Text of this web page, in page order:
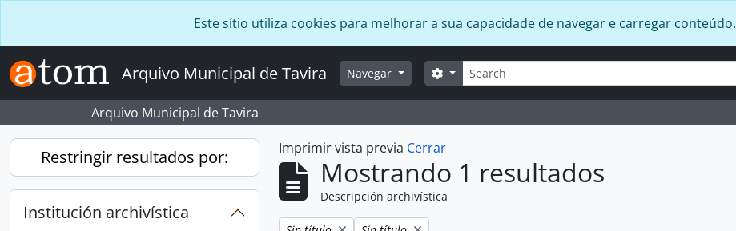
Este sítio utiliza cookies para melhorar a sua capacidade de navegar e carregar conteúdo.
Arquivo Municipal de Tavira Navegar Búsqueda
Search options
Arquivo Municipal de Tavira
Restringir resultados por:
Institución archivística
Imprimir vista previa Cerrar
Mostrando 1 resultados
Descripción archivística